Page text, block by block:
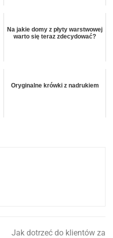
Na jakie domy z płyty warstwowej
warto się teraz zdecydować?
Oryginalne krówki z nadrukiem
Jak dotrzeć do klientów za